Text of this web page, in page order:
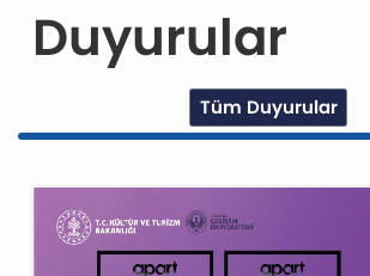
Duyurular
Tüm Duyurular